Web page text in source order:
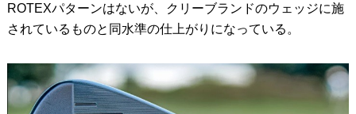
ROTEXパターンはないが、クリーブランドのウェッジに施
されているものと同水準の仕上がりになっている。